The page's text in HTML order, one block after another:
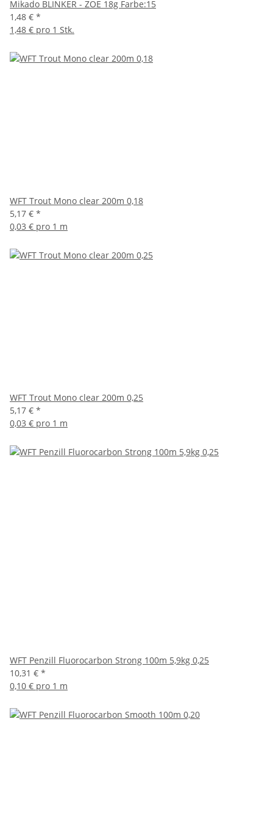
Mikado BLINKER - ZOE 18g Farbe:15
1,48 € *
1,48 € pro 1 Stk.
WFT Trout Mono clear 200m 0,18
5,17 € *
0,03 € pro 1 m
WFT Trout Mono clear 200m 0,25
5,17 € *
0,03 € pro 1 m
WFT Penzill Fluorocarbon Strong 100m 5,9kg 0,25
10,31 € *
0,10 € pro 1 m